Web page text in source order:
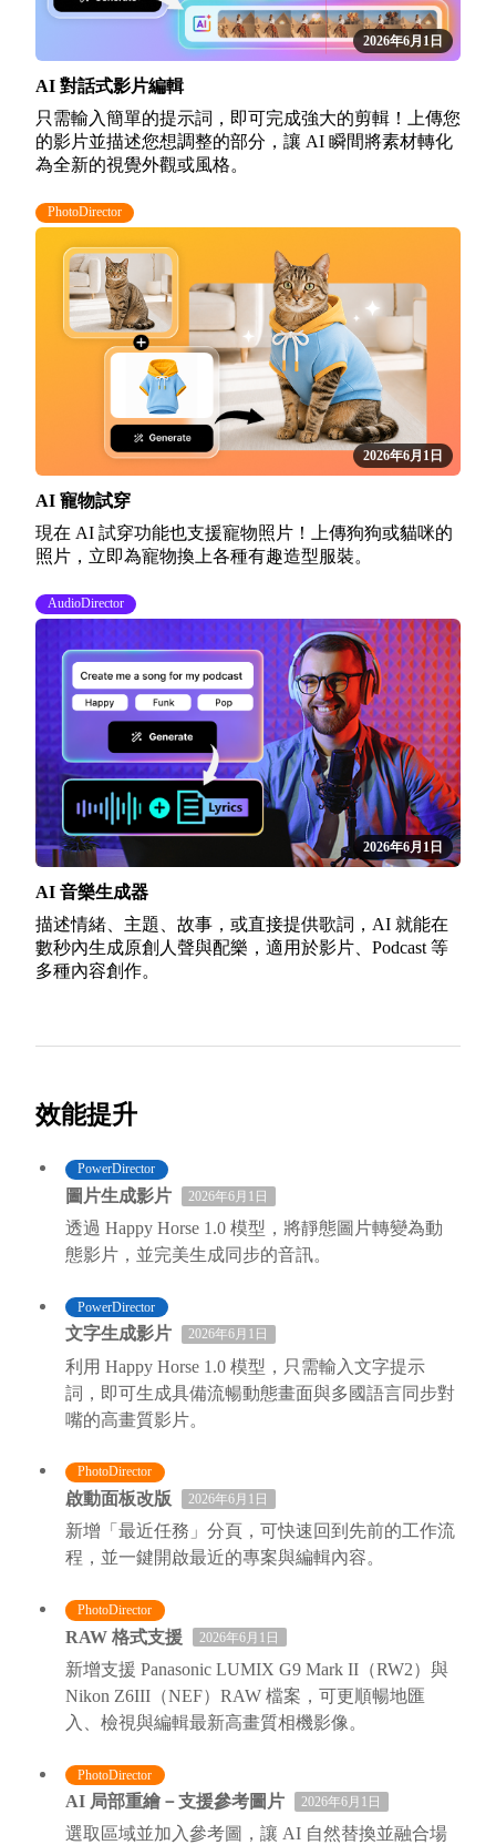
2026年6月1日
AI 對話式影片編輯
只需輸入簡單的提示詞，即可完成強大的剪輯！上傳您
的影片並描述您想調整的部分，讓 AI 瞬間將素材轉化
為全新的視覺外觀或風格。
PhotoDirector
2026年6月1日
AI 寵物試穿
現在 AI 試穿功能也支援寵物照片！上傳狗狗或貓咪的
照片，立即為寵物換上各種有趣造型服裝。
AudioDirector
2026年6月1日
AI 音樂生成器
描述情緒、主題、故事，或直接提供歌詞，AI 就能在
數秒內生成原創人聲與配樂，適用於影片、Podcast 等
多種內容創作。
效能提升
PowerDirector
圖片生成影片 2026年6月1日
透過 Happy Horse 1.0 模型，將靜態圖片轉變為動
態影片，並完美生成同步的音訊。
PowerDirector
文字生成影片 2026年6月1日
利用 Happy Horse 1.0 模型，只需輸入文字提示
詞，即可生成具備流暢動態畫面與多國語言同步對
嘴的高畫質影片。
PhotoDirector
啟動面板改版 2026年6月1日
新增「最近任務」分頁，可快速回到先前的工作流
程，並一鍵開啟最近的專案與編輯內容。
PhotoDirector
RAW 格式支援 2026年6月1日
新增支援 Panasonic LUMIX G9 Mark II（RW2）與
Nikon Z6III（NEF）RAW 檔案，可更順暢地匯
入、檢視與編輯最新高畫質相機影像。
PhotoDirector
AI 局部重繪－支援參考圖片 2026年6月1日
選取區域並加入參考圖，讓 AI 自然替換並融合場